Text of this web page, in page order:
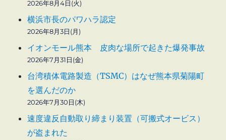
2026年8月4日(火)
横浜市長のパワハラ認定
2026年8月3日(月)
イオンモール熊本 皮肉な場所で起きた爆発事故
2026年7月31日(金)
台湾積体電路製造（TSMC）はなぜ熊本県菊陽町
を選んだのか
2026年7月30日(木)
速度違反自動取り締まり装置（可搬式オービス）
が盗まれた